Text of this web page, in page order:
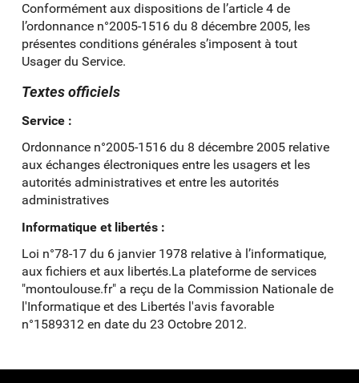
Conformément aux dispositions de l’article 4 de
l’ordonnance n°2005-1516 du 8 décembre 2005, les
présentes conditions générales s’imposent à tout
Usager du Service.
Textes officiels
Service :
Ordonnance n°2005-1516 du 8 décembre 2005 relative
aux échanges électroniques entre les usagers et les
autorités administratives et entre les autorités
administratives
Informatique et libertés :
Loi n°78-17 du 6 janvier 1978 relative à l’informatique,
aux fichiers et aux libertés.La plateforme de services
"montoulouse.fr" a reçu de la Commission Nationale de
l'Informatique et des Libertés l'avis favorable
n°1589312 en date du 23 Octobre 2012.